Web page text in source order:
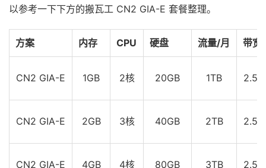
以参考一下下方的搬瓦工 CN2 GIA-E 套餐整理。
方案 内存 CPU 硬盘 流量/月 带宽
CN2 GIA-E 1GB 2核 20GB 1TB
CN2 GIA-E 2GB 3核 40GB 2TB
CN2 GIA-E 4GB 4核 80GB 3TB